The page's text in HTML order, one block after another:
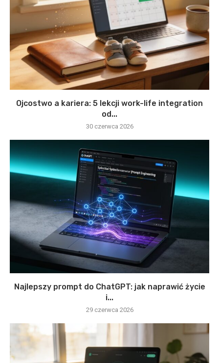
Ojcostwo a kariera: 5 lekcji work-life integration
od...
30 czerwca 2026
Najlepszy prompt do ChatGPT: jak naprawić życie
i...
29 czerwca 2026